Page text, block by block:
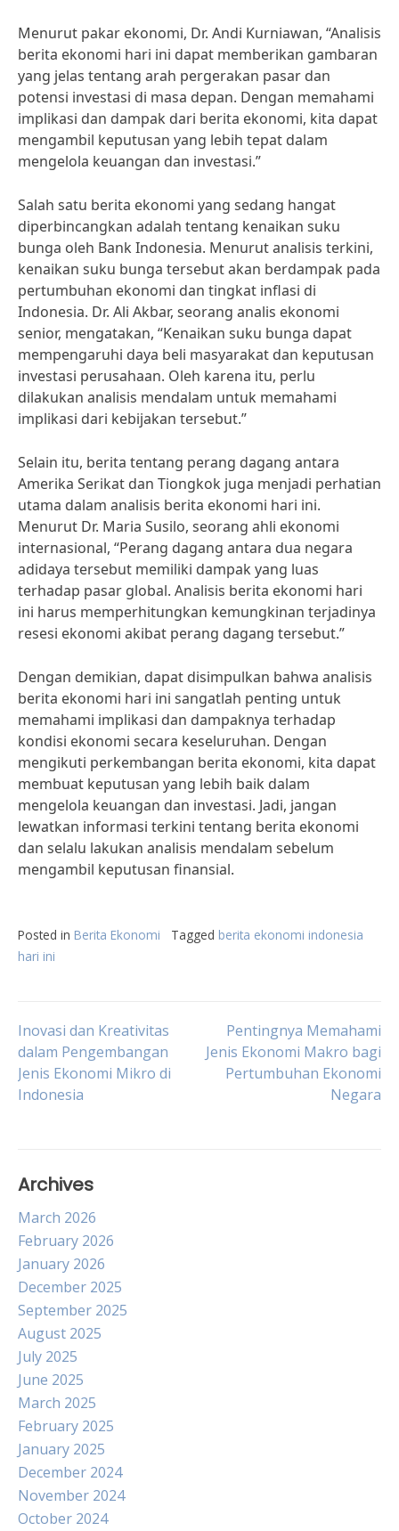
Menurut pakar ekonomi, Dr. Andi Kurniawan, “Analisis
berita ekonomi hari ini dapat memberikan gambaran
yang jelas tentang arah pergerakan pasar dan
potensi investasi di masa depan. Dengan memahami
implikasi dan dampak dari berita ekonomi, kita dapat
mengambil keputusan yang lebih tepat dalam
mengelola keuangan dan investasi.”
Salah satu berita ekonomi yang sedang hangat
diperbincangkan adalah tentang kenaikan suku
bunga oleh Bank Indonesia. Menurut analisis terkini,
kenaikan suku bunga tersebut akan berdampak pada
pertumbuhan ekonomi dan tingkat inflasi di
Indonesia. Dr. Ali Akbar, seorang analis ekonomi
senior, mengatakan, “Kenaikan suku bunga dapat
mempengaruhi daya beli masyarakat dan keputusan
investasi perusahaan. Oleh karena itu, perlu
dilakukan analisis mendalam untuk memahami
implikasi dari kebijakan tersebut.”
Selain itu, berita tentang perang dagang antara
Amerika Serikat dan Tiongkok juga menjadi perhatian
utama dalam analisis berita ekonomi hari ini.
Menurut Dr. Maria Susilo, seorang ahli ekonomi
internasional, “Perang dagang antara dua negara
adidaya tersebut memiliki dampak yang luas
terhadap pasar global. Analisis berita ekonomi hari
ini harus memperhitungkan kemungkinan terjadinya
resesi ekonomi akibat perang dagang tersebut.”
Dengan demikian, dapat disimpulkan bahwa analisis
berita ekonomi hari ini sangatlah penting untuk
memahami implikasi dan dampaknya terhadap
kondisi ekonomi secara keseluruhan. Dengan
mengikuti perkembangan berita ekonomi, kita dapat
membuat keputusan yang lebih baik dalam
mengelola keuangan dan investasi. Jadi, jangan
lewatkan informasi terkini tentang berita ekonomi
dan selalu lakukan analisis mendalam sebelum
mengambil keputusan finansial.
Posted in Berita Ekonomi Tagged berita ekonomi indonesia
hari ini
Post
navigation
Inovasi dan Kreativitas
dalam Pengembangan
Jenis Ekonomi Mikro di
Indonesia
Pentingnya Memahami
Jenis Ekonomi Makro bagi
Pertumbuhan Ekonomi
Negara
Archives
March 2026
February 2026
January 2026
December 2025
September 2025
August 2025
July 2025
June 2025
March 2025
February 2025
January 2025
December 2024
November 2024
October 2024